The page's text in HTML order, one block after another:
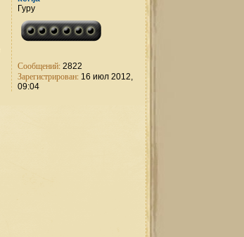
Гуру
Сообщений: 2822
Зарегистрирован: 16 июл 2012,
09:04